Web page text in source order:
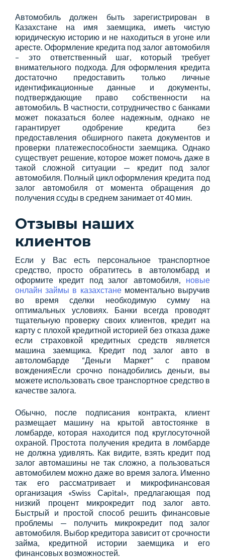
Автомобиль должен быть зарегистрирован в
Казахстане на имя заемщика, иметь чистую
юридическую историю и не находиться в угоне или
аресте. Оформление кредита под залог автомобиля
– это ответственный шаг, который требует
внимательного подхода. Для оформления кредита
достаточно предоставить только личные
идентификационные данные и документы,
подтверждающие право собственности на
автомобиль. В частности, сотрудничество с банками
может показаться более надежным, однако не
гарантирует одобрение кредита без
предоставления обширного пакета документов и
проверки платежеспособности заемщика. Однако
существует решение, которое может помочь даже в
такой сложной ситуации — кредит под залог
автомобиля. Полный цикл оформления кредита под
залог автомобиля от момента обращения до
получения ссуды в среднем занимает от 40 мин.
Отзывы наших
клиентов
Если у Вас есть персональное транспортное
средство, просто обратитесь в автоломбард и
оформите кредит под залог автомобиля, новые
онлайн займы в казахстанемоментально выручив
во время сделки необходимую сумму на
оптимальных условиях. Банки всегда проводят
тщательную проверку своих клиентов, кредит на
карту с плохой кредитной историей без отказа даже
если страховкой кредитных средств является
машина заемщика. Кредит под залог авто в
автоломбарде “Деньги Маркет” с правом
вожденияЕсли срочно понадобились деньги, вы
можете использовать свое транспортное средство в
качестве залога.
Обычно, после подписания контракта, клиент
размещает машину на крытой автостоянке в
ломбарде, которая находится под круглосуточной
охраной. Простота получения кредита в ломбарде
не должна удивлять. Как видите, взять кредит под
залог автомашины не так сложно, а пользоваться
автомобилем можно даже во время залога. Именно
так его рассматривает и микрофинансовая
организация «Swiss Сapital», предлагающая под
низкий процент микрокредит под залог авто.
Быстрый и простой способ решить финансовые
проблемы — получить микрокредит под залог
автомобиля. Выбор кредитора зависит от срочности
займа, кредитной истории заемщика и его
финансовых возможностей.